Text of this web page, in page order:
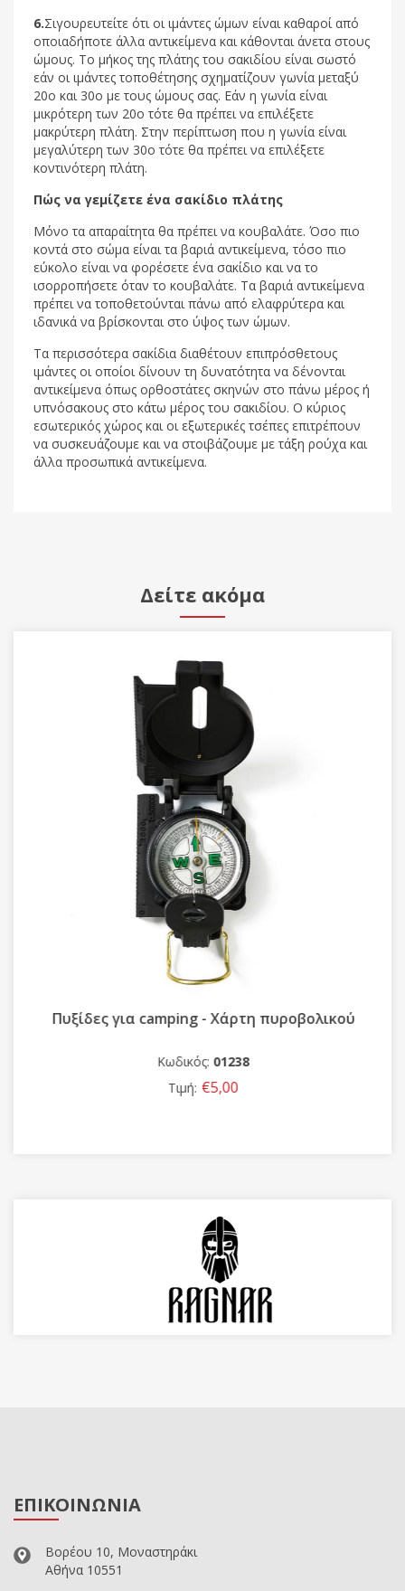
6.Σιγουρευτείτε ότι οι ιμάντες ώμων είναι καθαροί από
οποιαδήποτε άλλα αντικείμενα και κάθονται άνετα στους
ώμους. Το μήκος της πλάτης του σακιδίου είναι σωστό
εάν οι ιμάντες τοποθέτησης σχηματίζουν γωνία μεταξύ
20ο και 30ο με τους ώμους σας. Εάν η γωνία είναι
μικρότερη των 20­­­ο τότε θα πρέπει να επιλέξετε
μακρύτερη πλάτη. Στην περίπτωση που η γωνία είναι
μεγαλύτερη των 30ο τότε θα πρέπει να επιλέξετε
κοντινότερη πλάτη.
Πώς να γεμίζετε ένα σακίδιο πλάτης
Μόνο τα απαραίτητα θα πρέπει να κουβαλάτε. Όσο πιο
κοντά στο σώμα είναι τα βαριά αντικείμενα, τόσο πιο
εύκολο είναι να φορέσετε ένα σακίδιο και να το
ισορροπήσετε όταν το κουβαλάτε. Τα βαριά αντικείμενα
πρέπει να τοποθετούνται πάνω από ελαφρύτερα και
ιδανικά να βρίσκονται στο ύψος των ώμων.
Τα περισσότερα σακίδια διαθέτουν επιπρόσθετους
ιμάντες οι οποίοι δίνουν τη δυνατότητα να δένονται
αντικείμενα όπως ορθοστάτες σκηνών στο πάνω μέρος ή
υπνόσακους στο κάτω μέρος του σακιδίου. Ο κύριος
εσωτερικός χώρος και οι εξωτερικές τσέπες επιτρέπουν
να συσκευάζουμε και να στοιβάζουμε με τάξη ρούχα και
άλλα προσωπικά αντικείμενα.
Δείτε ακόμα
Πυξίδες για camping - Χάρτη πυροβολικού
Κωδικός: 01238
Τιμή: €5,00
ΕΠΙΚΟΙΝΩΝΙΑ
Βορέου 10, Μοναστηράκι
Αθήνα 10551